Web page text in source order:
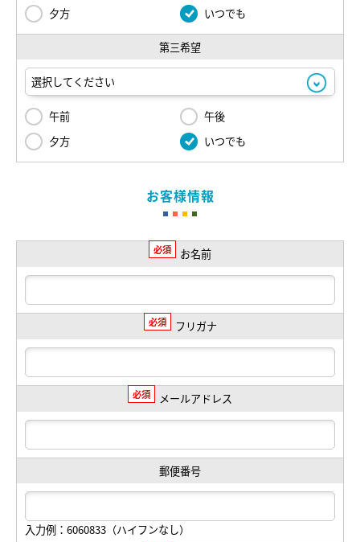
夕方
いつでも
第三希望
午前
午後
夕方
いつでも
お客様情報
必須 お名前
必須 フリガナ
必須 メールアドレス
郵便番号
入力例：6060833（ハイフンなし）